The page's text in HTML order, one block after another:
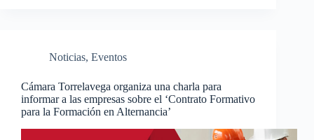
Noticias, Eventos
Cámara Torrelavega organiza una charla para
informar a las empresas sobre el ‘Contrato Formativo
para la Formación en Alternancia’